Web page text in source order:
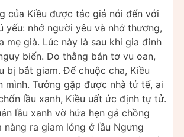
của Kiều được tác giả nói đến với
yếu: nhớ người yêu và nhớ thương,
mẹ già. Lúc này là sau khi gia đình
biến. Do thằng bán tơ vu oan,
bị bắt giam. Để chuộc cha, Kiều
mình. Tưởng gặp được nhà tử tế, ai
lầu xanh, Kiều uất ức định tự tử.
lầu xanh vờ hứa hẹn gả chồng
nàng ra giam lỏng ở lầu Ngưng